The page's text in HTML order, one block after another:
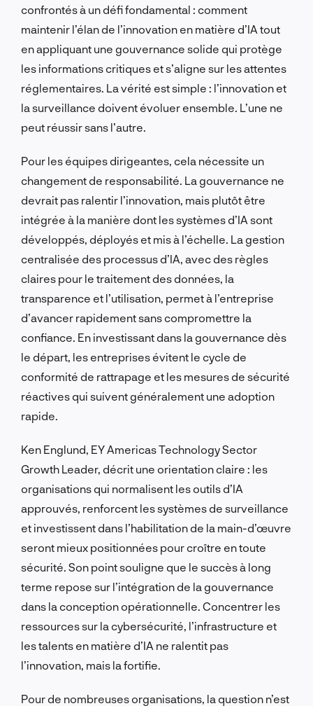
confrontés à un défi fondamental : comment
maintenir l’élan de l’innovation en matière d’IA tout
en appliquant une gouvernance solide qui protège
les informations critiques et s’aligne sur les attentes
réglementaires. La vérité est simple : l’innovation et
la surveillance doivent évoluer ensemble. L’une ne
peut réussir sans l’autre.
Pour les équipes dirigeantes, cela nécessite un
changement de responsabilité. La gouvernance ne
devrait pas ralentir l’innovation, mais plutôt être
intégrée à la manière dont les systèmes d’IA sont
développés, déployés et mis à l’échelle. La gestion
centralisée des processus d’IA, avec des règles
claires pour le traitement des données, la
transparence et l’utilisation, permet à l’entreprise
d’avancer rapidement sans compromettre la
confiance. En investissant dans la gouvernance dès
le départ, les entreprises évitent le cycle de
conformité de rattrapage et les mesures de sécurité
réactives qui suivent généralement une adoption
rapide.
Ken Englund, EY Americas Technology Sector
Growth Leader, décrit une orientation claire : les
organisations qui normalisent les outils d’IA
approuvés, renforcent les systèmes de surveillance
et investissent dans l’habilitation de la main-d’œuvre
seront mieux positionnées pour croître en toute
sécurité. Son point souligne que le succès à long
terme repose sur l’intégration de la gouvernance
dans la conception opérationnelle. Concentrer les
ressources sur la cybersécurité, l’infrastructure et
les talents en matière d’IA ne ralentit pas
l’innovation, mais la fortifie.
Pour de nombreuses organisations, la question n’est